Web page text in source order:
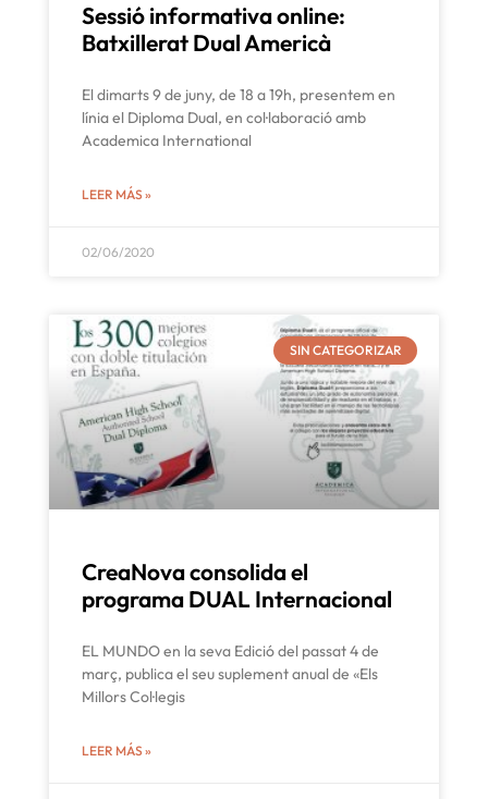
Sessió informativa online:
Batxillerat Dual Americà
El dimarts 9 de juny, de 18 a 19h, presentem en
línia el Diploma Dual, en col·laboració amb
Academica International
LEER MÁS »
02/06/2020
SIN CATEGORIZAR
CreaNova consolida el
programa DUAL Internacional
EL MUNDO en la seva Edició del passat 4 de
març, publica el seu suplement anual de «Els
Millors Col·legis
LEER MÁS »